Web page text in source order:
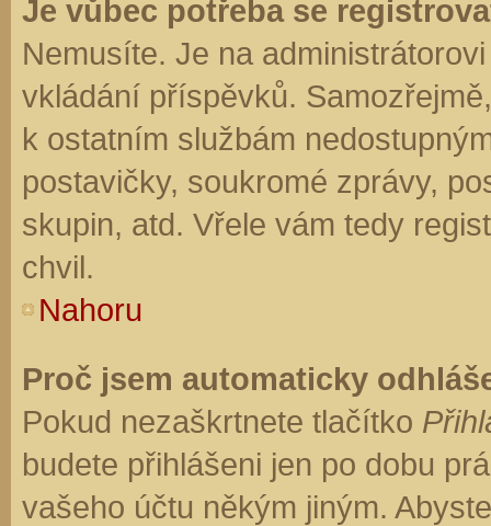
Je vůbec potřeba se
Nemusíte. Je na
vkládání příspěvků.
k ostatním službám
postavičky, soukromé zprávy,
skupin, atd. Vřele vám tedy
chvil.
Nahoru
Proč jsem automaticky
Pokud nezaškrtnete tlačítko
budete přihlášeni jen po dobu
vašeho účtu někým jiným.